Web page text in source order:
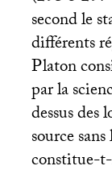
second le
différents
Platon
par la
dessus des
source
constitue-